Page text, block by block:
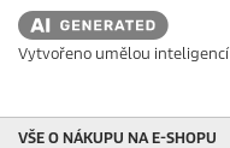
Vytvořeno umělou inteligencí
VŠE O NÁKUPU NA E-SHOPU